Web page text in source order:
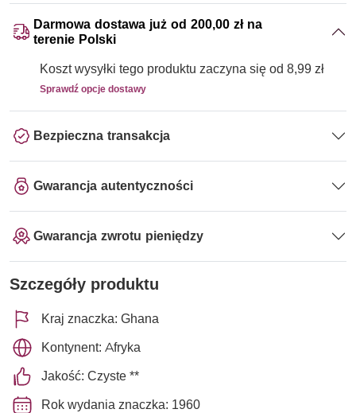
Darmowa dostawa już od 200,00 zł na
terenie Polski
Koszt wysyłki tego produktu zaczyna się od 8,99 zł
Sprawdź opcje dostawy
Bezpieczna transakcja
Gwarancja autentyczności
Gwarancja zwrotu pieniędzy
Szczegóły produktu
Kraj znaczka: Ghana
Kontynent: Afryka
Jakość: Czyste **
Rok wydania znaczka: 1960